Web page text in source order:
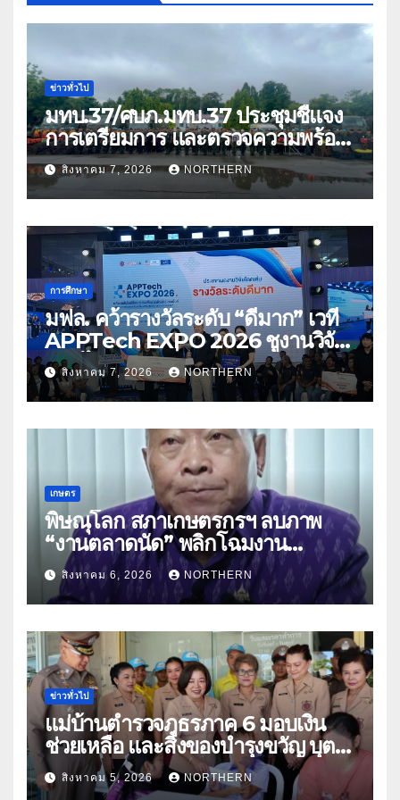
ข่าวทั่วไป
มทบ.37/ศบภ.มทบ.37 ประชุมชี้แจง
การเตรียมการ และตรวจความพร้อม
ด้านการบรรเทาสาธารณภัย
สิงหาคม 7, 2026 NORTHERN
การศึกษา
มฟล. คว้ารางวัลระดับ “ดีมาก” เวที
APPTech EXPO 2026 ชูงานวิจัย
สมุนไพร ขับเคลื่อนนวัตกรรมสู่เชิง
พาณิชย์
สิงหาคม 7, 2026 NORTHERN
เกษตร
พิษณุโลก สภาเกษตรกรฯ ลบภาพ
“งานตลาดนัด” พลิกโฉมงาน
“เกษตรรุ่งเรืองเมืองสองแคว 69” มุ่ง
ประโยชน์เกษตรกร ดึงนวัตกรรม-จับ
คู่ธุรกิจดันสินค้าเกษตรสู่สากล (คลิป)
สิงหาคม 6, 2026 NORTHERN
ข่าวทั่วไป
แม่บ้านตำรวจภูธรภาค 6 มอบเงิน
ช่วยเหลือ และสิ่งของบำรุงขวัญ บุตร-
ธิดา ข้าราชการตำรวจจังหวัด
อุทัยธานี
สิงหาคม 5, 2026 NORTHERN